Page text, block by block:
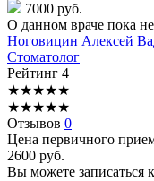
7000 руб.
О данном враче пока
Ноговицин Алексей
Стоматолог
Рейтинг 4
★★★★★
★★★★★
Отзывов 0
Цена первичного
2600 руб.
Вы можете записаться